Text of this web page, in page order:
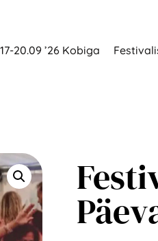
20.09 ’26 Kobiga